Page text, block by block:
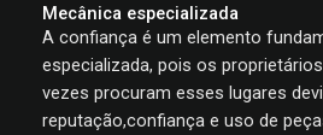
Mecânica especializada
A confiança é um elemento
especializada, pois os
vezes procuram esses lugares
reputação,confiança e uso de